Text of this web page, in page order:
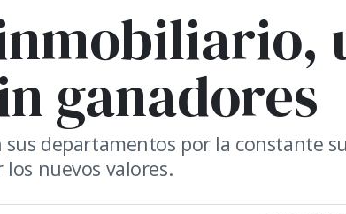
ganadores
departamentos por la constante
nuevos valores.